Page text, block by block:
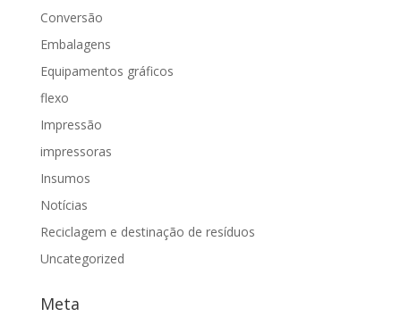
Conversão
Embalagens
Equipamentos gráficos
flexo
Impressão
impressoras
Insumos
Notícias
Reciclagem e destinação de resíduos
Uncategorized
Meta